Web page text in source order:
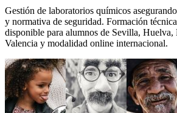
Gestión de laboratorios químicos
y normativa de seguridad. Formación
disponible para alumnos de Sevilla, Huelva,
Valencia y modalidad online internacional.